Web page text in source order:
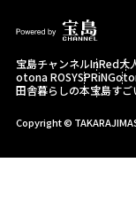
宝島チャンネルInRed大
otona ROSYSPRiNG
田舎暮らしの本宝島すご
Copyright ©